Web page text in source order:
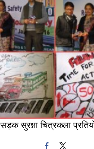
सड़क सुरक्षा चित्रकला